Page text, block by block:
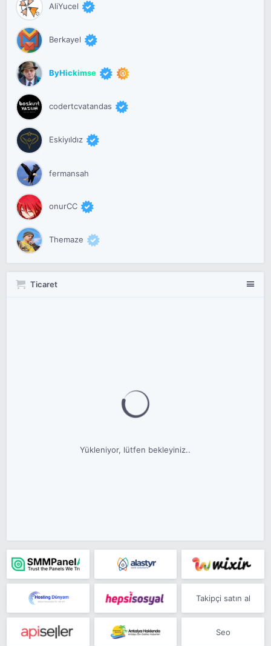
AliYucel
Berkayel
ByHickimse
codertcvatandas
Eskiyıldız
fermansah
onurCC
Themaze
Ticaret
Yükleniyor, lütfen bekleyiniz..
Takipçi satın al
Seo